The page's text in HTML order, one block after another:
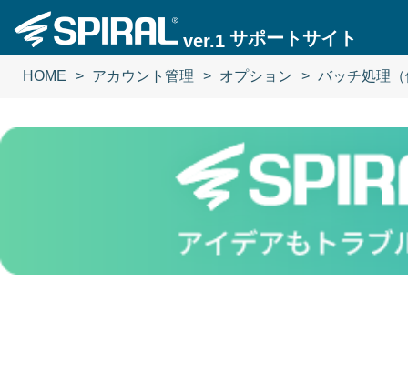
ver.1 サポートサイト
HOME アカウント管理 オプション バッチ処理